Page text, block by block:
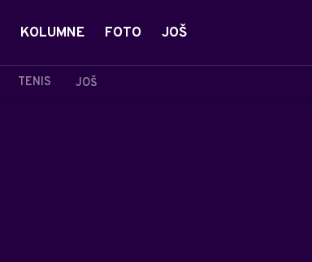
TENIS JOŠ
KOLUMNE FOTO JOŠ